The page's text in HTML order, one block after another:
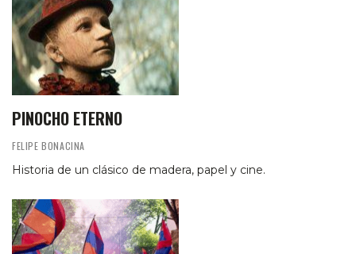
PINOCHO ETERNO
FELIPE BONACINA
Historia de un clásico de madera, papel y cine.